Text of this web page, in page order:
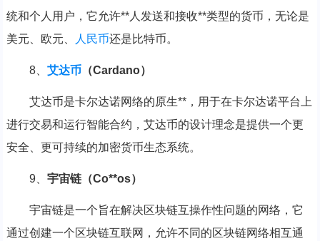
统和个人用户，它允许**人发送和接收**类型的货币，无论是
美元、欧元、
人民币还是比特币。
8、 艾达币 （Cardano）
艾达币是卡尔达诺网络的原生**，用于在卡尔达诺平台上
进行交易和运行智能合约，艾达币的设计理念是提供一个更
安全、更可持续的加密货币生态系统。
9、 宇宙链（Co**os）
宇宙链是一个旨在解决区块链互操作性问题的网络，它
通过创建一个区块链互联网，允许不同的区块链网络相互通